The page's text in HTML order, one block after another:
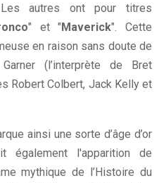
autres ont pour titres
" et "Maverick". Cette
en raison sans doute de
(l’interprète de Bret
Robert Colbert, Jack Kelly et
ainsi une sorte d’âge d’or
l'apparition de
mythique de l’Histoire du